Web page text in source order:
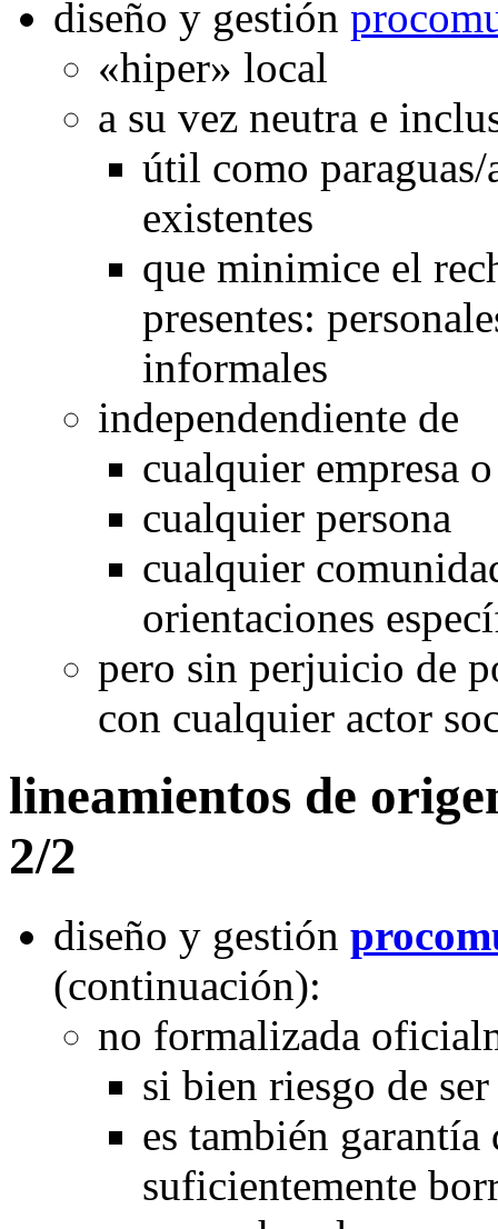
diseño y gestión
«hiper» local
a su vez neutra e
útil como
existentes
que minimice el
presentes:
informales
independendiente de
cualquier empresa
cualquier persona
cualquier
orientaciones
pero sin perjuicio de
con cualquier actor
lineamientos de
2/2
diseño y gestión
(continuación):
no formalizada
si bien riesgo de
es también garantía
suficientemente